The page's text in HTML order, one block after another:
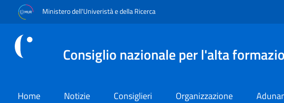
al contenuto principale
to footer contentMinistero dell'Univeristà e della Ricerca
Consiglio nazionale per l'alta
Home Notizie Consiglieri Organizzazione